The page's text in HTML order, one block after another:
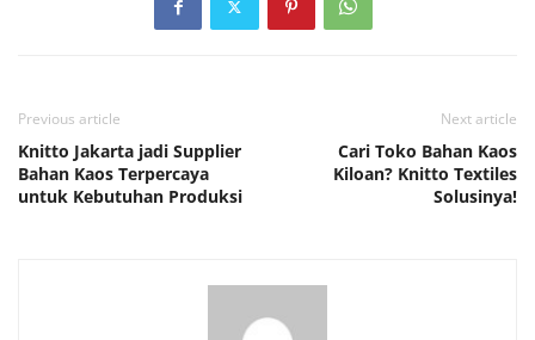
Previous article
Knitto Jakarta jadi Supplier
Bahan Kaos Terpercaya
untuk Kebutuhan Produksi
Next article
Cari Toko Bahan Kaos
Kiloan? Knitto Textiles
Solusinya!